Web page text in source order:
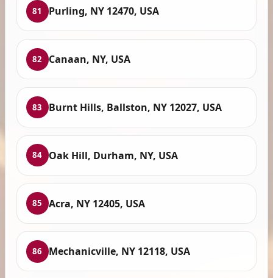
81 Purling, NY 12470, USA
82 Canaan, NY, USA
83 Burnt Hills, Ballston, NY 12027, USA
84 Oak Hill, Durham, NY, USA
85 Acra, NY 12405, USA
86 Mechanicville, NY 12118, USA